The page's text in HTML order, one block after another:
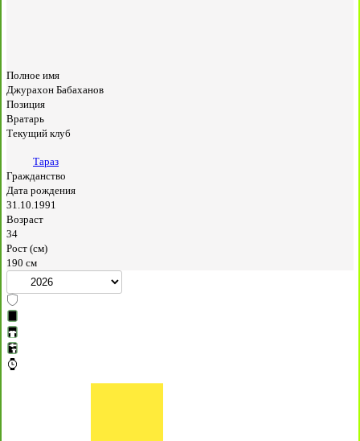
Полное имя
Джурахон Бабаханов
Позиция
Вратарь
Текущий клуб
Тараз
Гражданство
Дата рождения
31.10.1991
Возраст
34
Рост (см)
190 см